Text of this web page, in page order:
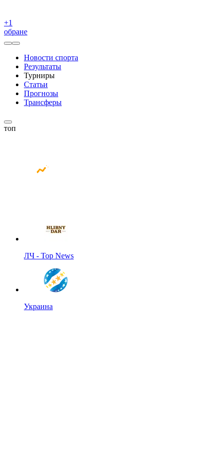
+1
обране
Новости спорта
Результаты
Турниры
Статьи
Прогнозы
Трансферы
топ
ЛЧ - Top News
Украина